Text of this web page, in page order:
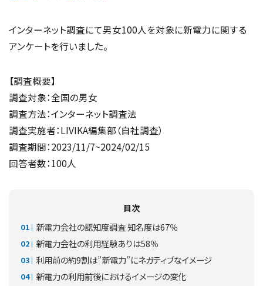
インターネット調査にて男女100人を対象に新電力に関する
アンケートを行いました。
【調査概要】
調査対象：全国の男女
調査方法：インターネット調査法
調査実施者：LIVIKA編集部（自社調査）
調査期間：2023/11/7~2024/02/15
回答者数：100人
目次
新電力会社の認知度調査 知名度は67％
新電力会社の利用経験ありは58％
利用前の約9割は”新電力”にネガティブなイメージ
新電力の利用前後におけるイメージの変化